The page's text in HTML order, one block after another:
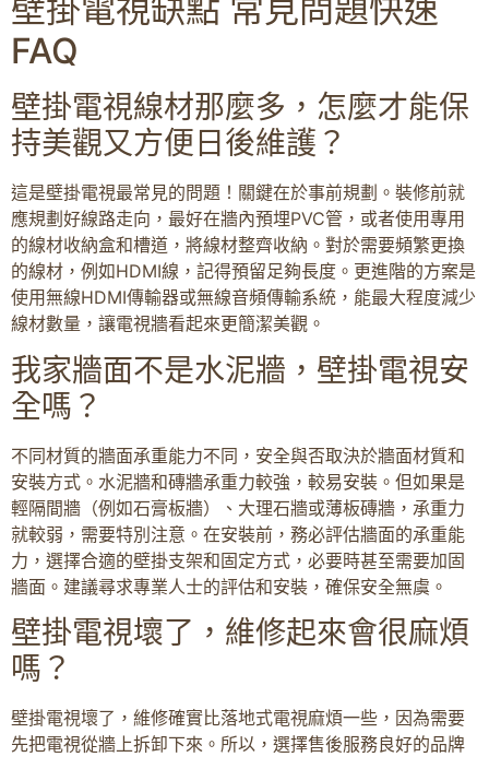
壁掛電視缺點 常見問題快速
FAQ
壁掛電視線材那麼多，怎麼才能保
持美觀又方便日後維護？
這是壁掛電視最常見的問題！關鍵在於事前規劃。裝修前就
應規劃好線路走向，最好在牆內預埋PVC管，或者使用專用
的線材收納盒和槽道，將線材整齊收納。對於需要頻繁更換
的線材，例如HDMI線，記得預留足夠長度。更進階的方案是
使用無線HDMI傳輸器或無線音頻傳輸系統，能最大程度減少
線材數量，讓電視牆看起來更簡潔美觀。
我家牆面不是水泥牆，壁掛電視安
全嗎？
不同材質的牆面承重能力不同，安全與否取決於牆面材質和
安裝方式。水泥牆和磚牆承重力較強，較易安裝。但如果是
輕隔間牆（例如石膏板牆）、大理石牆或薄板磚牆，承重力
就較弱，需要特別注意。在安裝前，務必評估牆面的承重能
力，選擇合適的壁掛支架和固定方式，必要時甚至需要加固
牆面。建議尋求專業人士的評估和安裝，確保安全無虞。
壁掛電視壞了，維修起來會很麻煩
嗎？
壁掛電視壞了，維修確實比落地式電視麻煩一些，因為需要
先把電視從牆上拆卸下來。所以，選擇售後服務良好的品牌